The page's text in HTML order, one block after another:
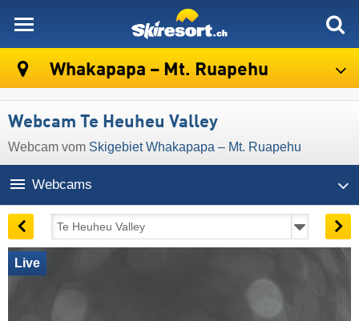
Whakapapa – Mt. Ruapehu
Webcam Te Heuheu Valley
Webcam vom Skigebiet Whakapapa – Mt. Ruapehu
Webcams
Live